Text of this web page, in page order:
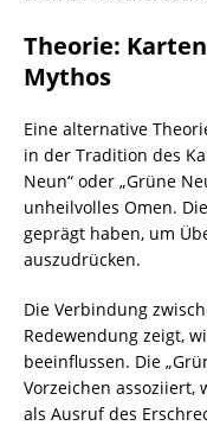
Theorie:
Mythos
Eine alternative
in der Tradition des
Neun“ oder „Grüne
unheilvolles Omen.
geprägt haben, um
auszudrücken.
Die Verbindung
Redewendung zeigt,
beeinflussen. Die
Vorzeichen assoziiert,
als Ausruf des